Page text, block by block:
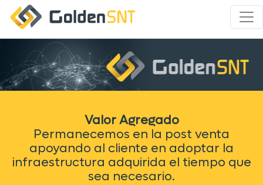
Valor Agregado
Permanecemos en la post venta
apoyando al cliente en adoptar la
infraestructura adquirida el tiempo que
sea necesario.